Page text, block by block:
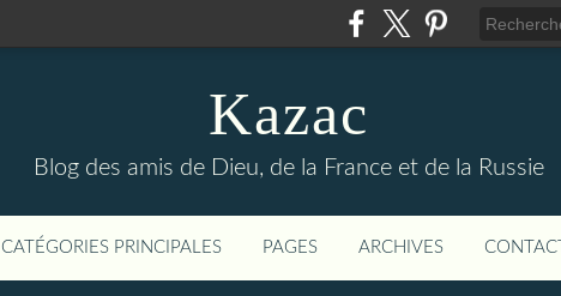
Kazac
Blog des amis de Dieu, de la France et de la Russie
CATÉGORIES PRINCIPALES PAGES ARCHIVES CONTACT